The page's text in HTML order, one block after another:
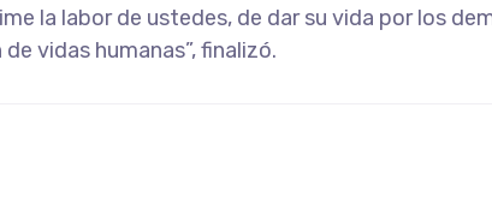
la labor de ustedes, de dar su vida por los
vidas humanas”, finalizó.